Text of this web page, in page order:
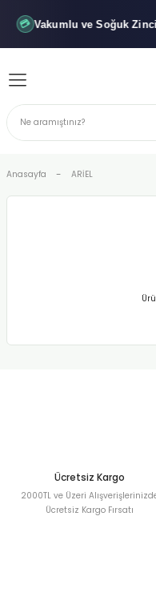
💳 Vakumlu ve Soğuk Geri
Geri
Geri
Anasayfa ARİEL
Ücretsiz Kargo
2000TL ve Üzeri
Ücretsiz Kargo Fırsatı